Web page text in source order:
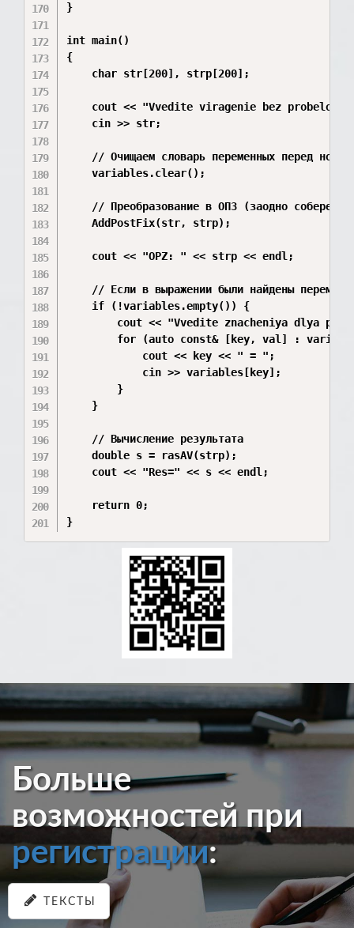
}
int main()
{
    char str[200], strp[200];
cout << "Vvedite viragenie bez probelov
    cin >> str;
// Очищаем словарь переменных перед
    variables.clear();
// Преобразование в ОПЗ (заодно соберет
    AddPostFix(str, strp);
    cout << "OPZ: " << strp << endl;
// Если в выражении были найдены
    if (!variables.empty()) {
cout << "Vvedite znacheniya dlya
for (auto const& [key, val] :
            cout << key << " = ";
            cin >> variables[key];
        }
    }
    // Вычисление результата
    double s = rasAV(strp);
    cout << "Res=" << s << endl;
    return 0;
Больше
возможностей при
регистрации:
ТЕКСТЫ